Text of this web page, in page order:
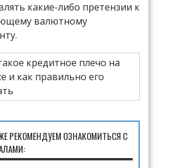
какие-либо претензии к
валютному
РЕКОМЕНДУЕМ ОЗНАКОМИТЬСЯ С